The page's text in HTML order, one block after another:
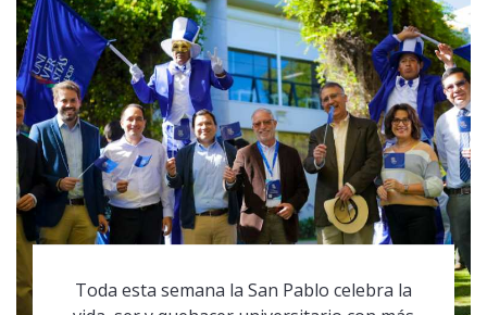
Toda esta semana la San Pablo celebra la